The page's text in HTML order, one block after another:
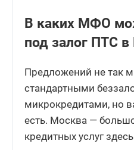
В каких МФО
под залог ПТС
Предложений не так
стандартными
микрокредитами, но
есть. Москва —
кредитных услуг